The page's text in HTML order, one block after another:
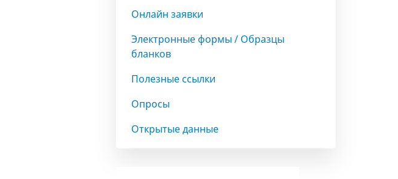
Онлайн заявки
Электронные формы / Образцы
бланков
Полезные ссылки
Опросы
Открытые данные